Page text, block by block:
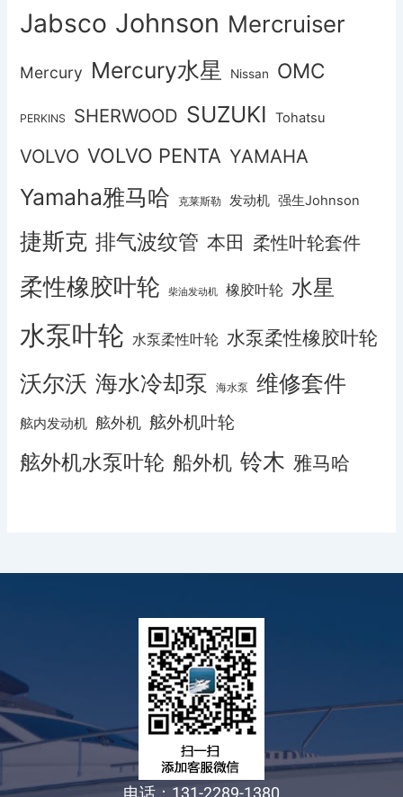
Jabsco Johnson Mercruiser
Mercury Mercury水星 Nissan OMC
PERKINS SHERWOOD SUZUKI Tohatsu
VOLVO VOLVO PENTA YAMAHA
Yamaha雅马哈 克莱斯勒 发动机 强生Johnson
捷斯克 排气波纹管 本田 柔性叶轮套件
柔性橡胶叶轮 柴油发动机 橡胶叶轮 水星
水泵叶轮 水泵柔性叶轮 水泵柔性橡胶叶轮
沃尔沃 海水冷却泵 海水泵 维修套件
舷内发动机 舷外机 舷外机叶轮
舷外机水泵叶轮 船外机 铃木 雅马哈
电话：131-2289-1380